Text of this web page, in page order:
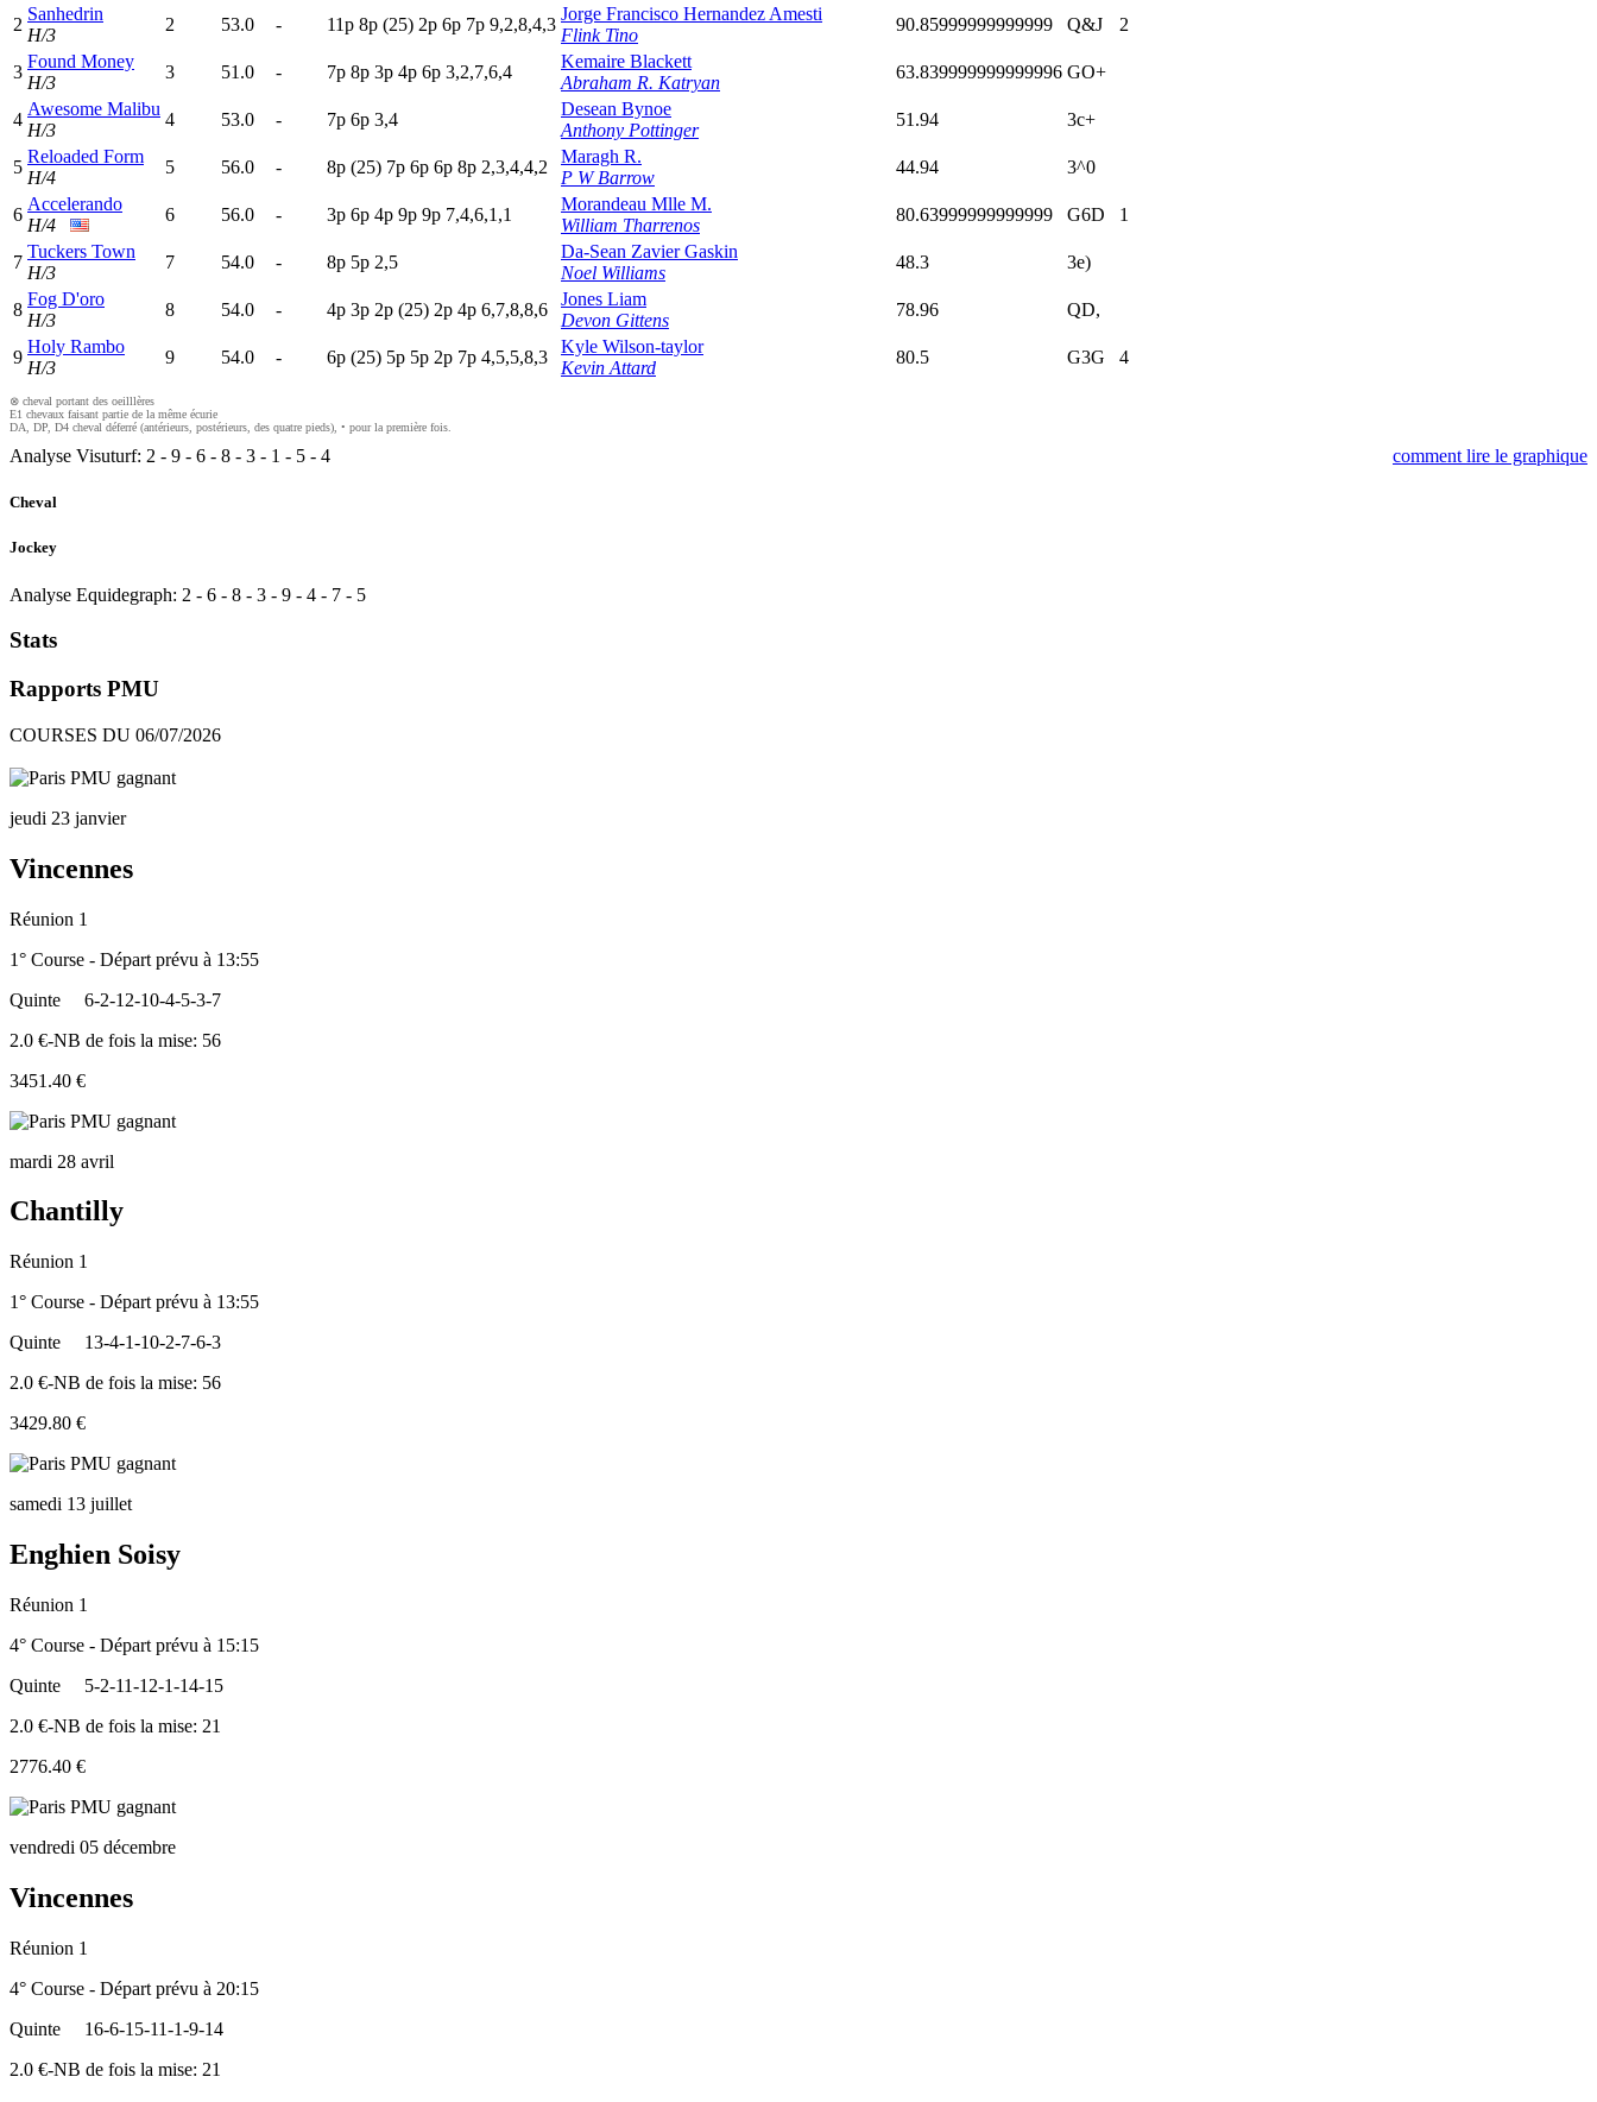
2
Sanhedrin
H/3
2 53.0 - 11p 8p (25) 2p 6p 7p 9,2,8,4,3
Jorge Francisco Hernandez Amesti
Flink Tino
90.85999999999999 Q&J 2
3
Found Money
H/3
3 51.0 - 7p 8p 3p 4p 6p 3,2,7,6,4
Kemaire Blackett
Abraham R. Katryan
63.839999999999996 GO+
4
Awesome Malibu
H/3
4 53.0 - 7p 6p 3,4
Desean Bynoe
Anthony Pottinger
51.94 3c+
5
Reloaded Form
H/4
5 56.0 - 8p (25) 7p 6p 6p 8p 2,3,4,4,2
Maragh R.
P W Barrow
44.94 3^0
6
Accelerando
H/4
6 56.0 - 3p 6p 4p 9p 9p 7,4,6,1,1
Morandeau Mlle M.
William Tharrenos
80.63999999999999 G6D 1
7
Tuckers Town
H/3
7 54.0 - 8p 5p 2,5
Da-Sean Zavier Gaskin
Noel Williams
48.3 3e)
8
Fog D'oro
H/3
8 54.0 - 4p 3p 2p (25) 2p 4p 6,7,8,8,6
Jones Liam
Devon Gittens
78.96 QD,
9
Holy Rambo
H/3
9 54.0 - 6p (25) 5p 5p 2p 7p 4,5,5,8,3
Kyle Wilson-taylor
Kevin Attard
80.5 G3G 4
⊗ cheval portant des oeilllères
E1 chevaux faisant partie de la même écurie
DA, DP, D4 cheval déferré (antérieurs, postérieurs, des quatre pieds), • pour la première fois.
Analyse Visuturf: 2 - 9 - 6 - 8 - 3 - 1 - 5 - 4 comment lire le graphique
Cheval
Jockey
Analyse Equidegraph: 2 - 6 - 8 - 3 - 9 - 4 - 7 - 5
Stats
Rapports PMU
COURSES DU 06/07/2026
jeudi 23 janvier
Vincennes
Réunion 1
1° Course - Départ prévu à 13:55
Quinte
6-2-12-10-4-5-3-7
2.0 €-NB de fois la mise: 56
3451.40 €
mardi 28 avril
Chantilly
Réunion 1
1° Course - Départ prévu à 13:55
Quinte
13-4-1-10-2-7-6-3
2.0 €-NB de fois la mise: 56
3429.80 €
samedi 13 juillet
Enghien Soisy
Réunion 1
4° Course - Départ prévu à 15:15
Quinte
5-2-11-12-1-14-15
2.0 €-NB de fois la mise: 21
2776.40 €
vendredi 05 décembre
Vincennes
Réunion 1
4° Course - Départ prévu à 20:15
Quinte
16-6-15-11-1-9-14
2.0 €-NB de fois la mise: 21